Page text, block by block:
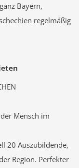
Bayern,
regelmäßig
Mensch im
20 Auszubildende,
Region. Perfekter